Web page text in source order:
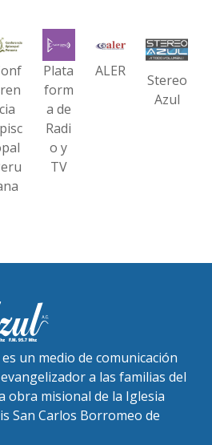
cia
Plata
form
a de
Radi
o y
TV
ALER
Stereo
Azul
es un medio de comunicación
a las familias del
obra misional de la Iglesia
San Carlos Borromeo de